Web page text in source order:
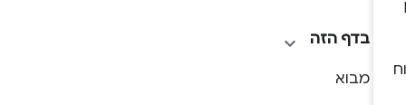
בדף הזה
מבוא